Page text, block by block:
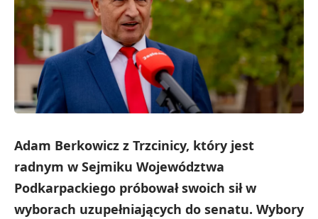
​Adam Berkowicz z Trzcinicy, który jest
radnym w Sejmiku Województwa
Podkarpackiego próbował swoich sił w
wyborach uzupełniających do senatu. Wybory